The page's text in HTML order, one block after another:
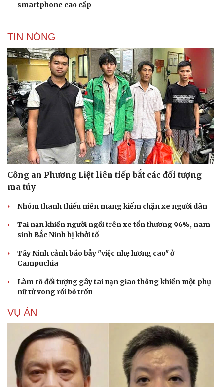
smartphone cao cấp
TIN NÓNG
Công an Phương Liệt liên tiếp bắt các đối tượng
ma túy
Nhóm thanh thiếu niên mang kiếm chặn xe người dân
Tai nạn khiến người ngồi trên xe tổn thương 96%, nam
sinh Bắc Ninh bị khởi tố
Tây Ninh cảnh báo bẫy "việc nhẹ lương cao" ở
Campuchia
Làm rõ đối tượng gây tai nạn giao thông khiến một phụ
nữ tử vong rồi bỏ trốn
VỤ ÁN